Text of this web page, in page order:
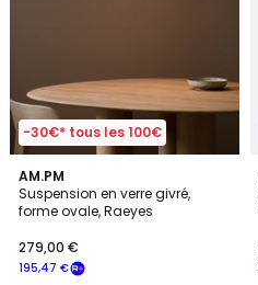
-30€* tous les 100€
AM.PM
Suspension en verre givré,
forme ovale, Raeyes
195,47 €
279,00 €
4
/
5